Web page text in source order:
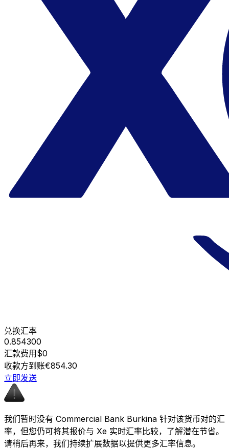
兑换汇率
0.854300
汇款费用$0
收款方到账€854.30
立即发送
我们暂时没有 Commercial Bank Burkina 针对该货币对的汇
率，但您仍可将其报价与 Xe 实时汇率比较，了解潜在节省。
请稍后再来，我们持续扩展数据以提供更多汇率信息。